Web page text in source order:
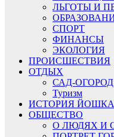
ЛЬГОТЫ И
СПОРТ
ФИНАНСЫ
ЭКОЛОГИЯ
ПРОИСШЕСТВИЯ
ОТДЫХ
САД-ОГОРОД
Туризм
ИСТОРИЯ
ОБЩЕСТВО
О ЛЮДЯХ И